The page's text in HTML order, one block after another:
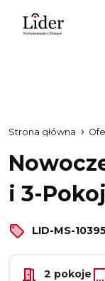
Strona główna
i 3-
LID-MS-
2 pokoje